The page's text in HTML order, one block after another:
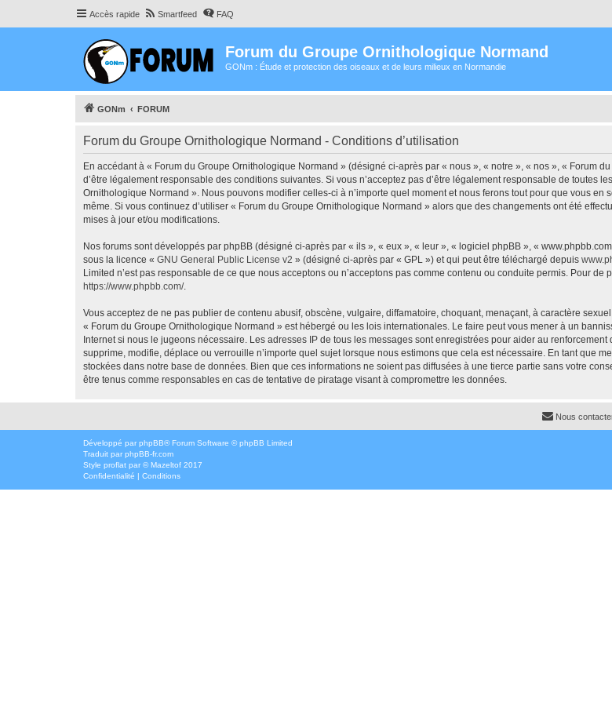
Accès rapide Smartfeed FAQ
Forum du Groupe Ornithologique Normand
GONm : Étude et protection des oiseaux et de leurs milieux en Normandie
GONm FORUM
Forum du Groupe Ornithologique Normand - Conditions d’utilisation
En accédant à « Forum du Groupe Ornithologique Normand » (désigné ci-après par « nous », « notre », « nos », « Forum
d’être légalement responsable des conditions suivantes. Si vous n’acceptez pas d’être légalement responsable de toutes
Ornithologique Normand ». Nous pouvons modifier celles-ci à n’importe quel moment et nous ferons tout pour que vous
même. Si vous continuez d’utiliser « Forum du Groupe Ornithologique Normand » alors que des changements ont été
mises à jour et/ou modifications.
Nos forums sont développés par phpBB (désigné ci-après par « ils », « eux », « leur », « logiciel phpBB », «
sous la licence « GNU General Public License v2 » (désigné ci-après par « GPL ») et qui peut être téléchargé depuis
Limited n’est pas responsable de ce que nous acceptons ou n’acceptons pas comme contenu ou conduite permis. Pour
https://www.phpbb.com/.
Vous acceptez de ne pas publier de contenu abusif, obscène, vulgaire, diffamatoire, choquant, menaçant, à caractère
« Forum du Groupe Ornithologique Normand » est hébergé ou les lois internationales. Le faire peut vous mener à un
Internet si nous le jugeons nécessaire. Les adresses IP de tous les messages sont enregistrées pour aider au
supprime, modifie, déplace ou verrouille n’importe quel sujet lorsque nous estimons que cela est nécessaire. En tant que
stockées dans notre base de données. Bien que ces informations ne soient pas diffusées à une tierce partie sans votre
être tenus comme responsables en cas de tentative de piratage visant à compromettre les données.
Nous
Développé par phpBB® Forum Software © phpBB Limited
Traduit par phpBB-fr.com
Style proflat par ©Mazeltof 2017
Confidentialité | Conditions